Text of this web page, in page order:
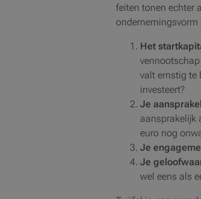
feiten tonen echter
Het
valt ernstig te
investeert?
Je
aansprakelijk
euro nog
Je
Je
wel eens als